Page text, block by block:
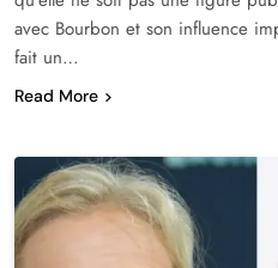
avec Bourbon et son influence
fait un…
Read More